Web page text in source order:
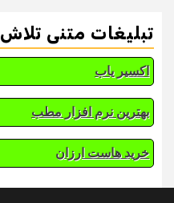
تبلیغات متنی تلاش
اکسیر یاب
بهترین نرم افزار مطب
خرید هاست ارزان